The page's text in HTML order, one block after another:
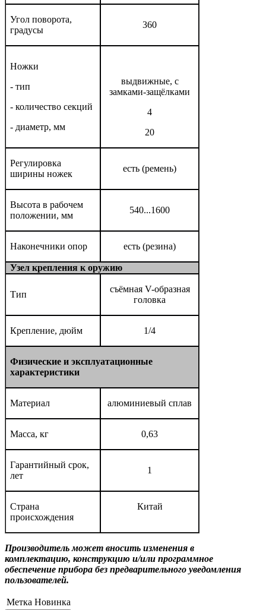
Угол поворота,
градусы
360
Ножки
- тип
- количество секций
- диаметр, мм
выдвижные, с
замками-защёлками
4
20
Регулировка
ширины ножек
есть (ремень)
Высота в рабочем
положении, мм
540...1600
Наконечники опор есть (резина)
Узел крепления к оружию
Тип
съёмная V-образная
головка
Крепление, дюйм 1/4
Физические и эксплуатационные
характеристики
Материал алюминиевый сплав
Масса, кг 0,63
Гарантийный срок,
лет
1
Страна
происхождения
Китай
Производитель может вносить изменения в
комплектацию, конструкцию и/или программное
обеспечение прибора без предварительного уведомления
пользователей.
Метка Новинка